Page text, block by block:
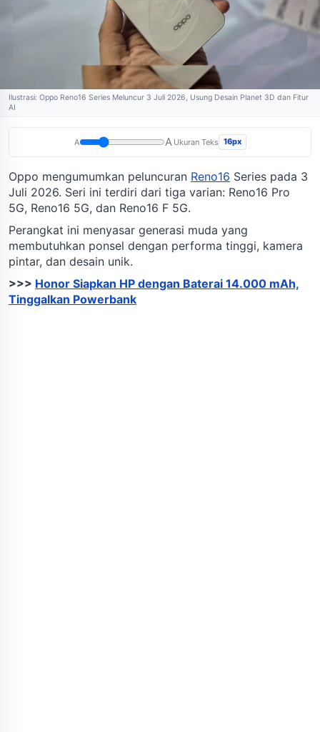
Ilustrasi: Oppo Reno16 Series Meluncur 3 Juli 2026, Usung Desain Planet 3D dan Fitur
AI
A A Ukuran Teks 16px
Oppo mengumumkan peluncuran Reno16 Series pada 3
Juli 2026. Seri ini terdiri dari tiga varian: Reno16 Pro
5G, Reno16 5G, dan Reno16 F 5G.
Perangkat ini menyasar generasi muda yang
membutuhkan ponsel dengan performa tinggi, kamera
pintar, dan desain unik.
>>> Honor Siapkan HP dengan Baterai 14.000 mAh,
Tinggalkan Powerbank